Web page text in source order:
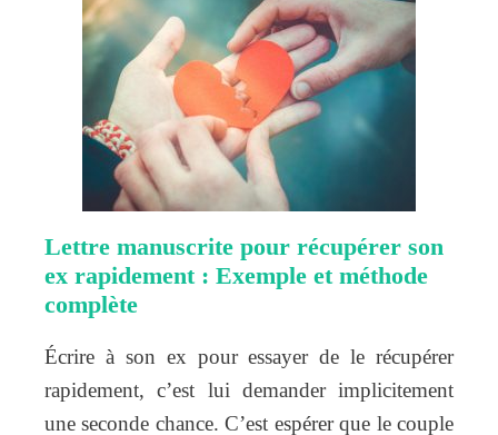
Lettre manuscrite pour récupérer son
ex rapidement : Exemple et méthode
complète
Écrire à son ex pour essayer de le récupérer
rapidement, c’est lui demander implicitement
une seconde chance. C’est espérer que le couple